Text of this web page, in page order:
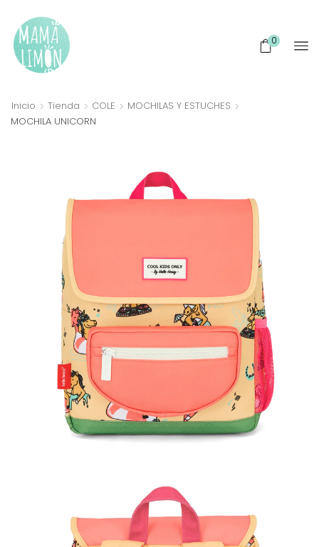
0
Inicio Tienda COLE
MOCHILAS Y ESTUCHES
MOCHILA UNICORN